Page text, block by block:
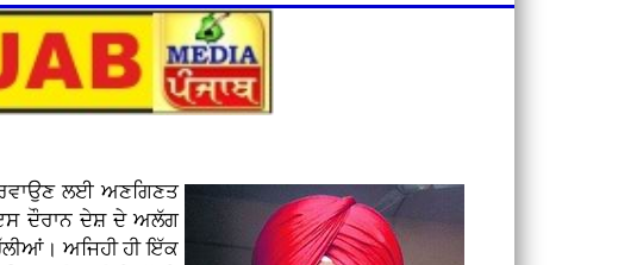
ਲਈ ਅਣਗਿਣਤ
ਦੌਰਾਨ ਦੇਸ਼ ਦੇ ਅਲੱਗ
ਅਜਿਹੀ ਹੀ ਇੱਕ